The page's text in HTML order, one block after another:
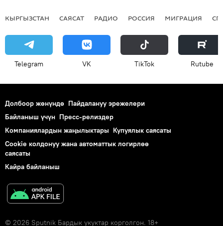
КЫРГЫЗСТАН САЯСАТ РАДИО РОССИЯ МИГРАЦИЯ
Telegram VK ТikТоk Rutube
Долбоор жөнүндө Пайдалануу эрежелери
Байланыш үчүн Пресс-релиздер
Компаниялардын жаңылыктары Купуялык саясаты
Cookie колдонуу жана автоматтык логирлөө
саясаты
Кайра байланыш
© 2026 Sputnik Бардык укуктар корголгон. 18+